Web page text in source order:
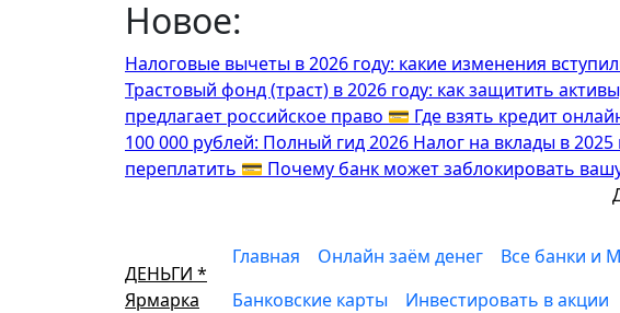
Новое:
Налоговые вычеты в 2026 году: какие изменения
Трастовый фонд (траст) в 2026 году: как защитить
предлагает российское право 💳 Где взять кредит
100 000 рублей: Полный гид 2026 Налог на вклады в
переплатить 💳 Почему банк может заблокировать
ДЕНЬГИ *
Ярмарка
Главная Онлайн заём денег Все банки и
Банковские карты
Инвестировать в акции